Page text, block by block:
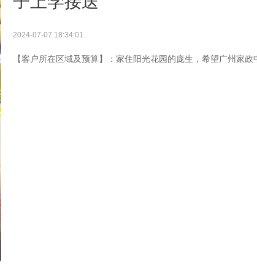
2024-07-07 18:34:01
【客户所在区域及预算】：家住阳光花园的庞生，希望广州家